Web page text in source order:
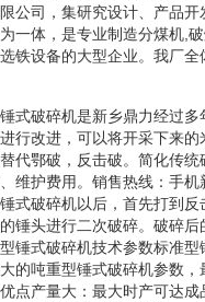
公司，集研究设计、产品开
一体，是专业制造分煤机,
铁设备的大型企业。我厂全
式破碎机是新乡鼎力经过多
行改进，可以将开采下来的
代鄂破，反击破。简化传统
维护费用。销售热线：手机
式破碎机以后，首先打到反
锤头进行二次破碎。破碎后
锤式破碎机技术参数标准型
的吨重型锤式破碎机参数，
点产量大：最大时产可达成